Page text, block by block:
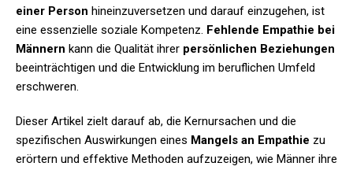
einer Person hineinzuversetzen und darauf einzugehen, ist
eine essenzielle soziale Kompetenz. Fehlende Empathie bei
Männern kann die Qualität ihrer persönlichen Beziehungen
beeinträchtigen und die Entwicklung im beruflichen Umfeld
erschweren.
Dieser Artikel zielt darauf ab, die Kernursachen und die
spezifischen Auswirkungen eines Mangels an Empathie zu
erörtern und effektive Methoden aufzuzeigen, wie Männer ihre